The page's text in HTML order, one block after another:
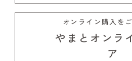
オンライン購入を
やまとオンラ
ア